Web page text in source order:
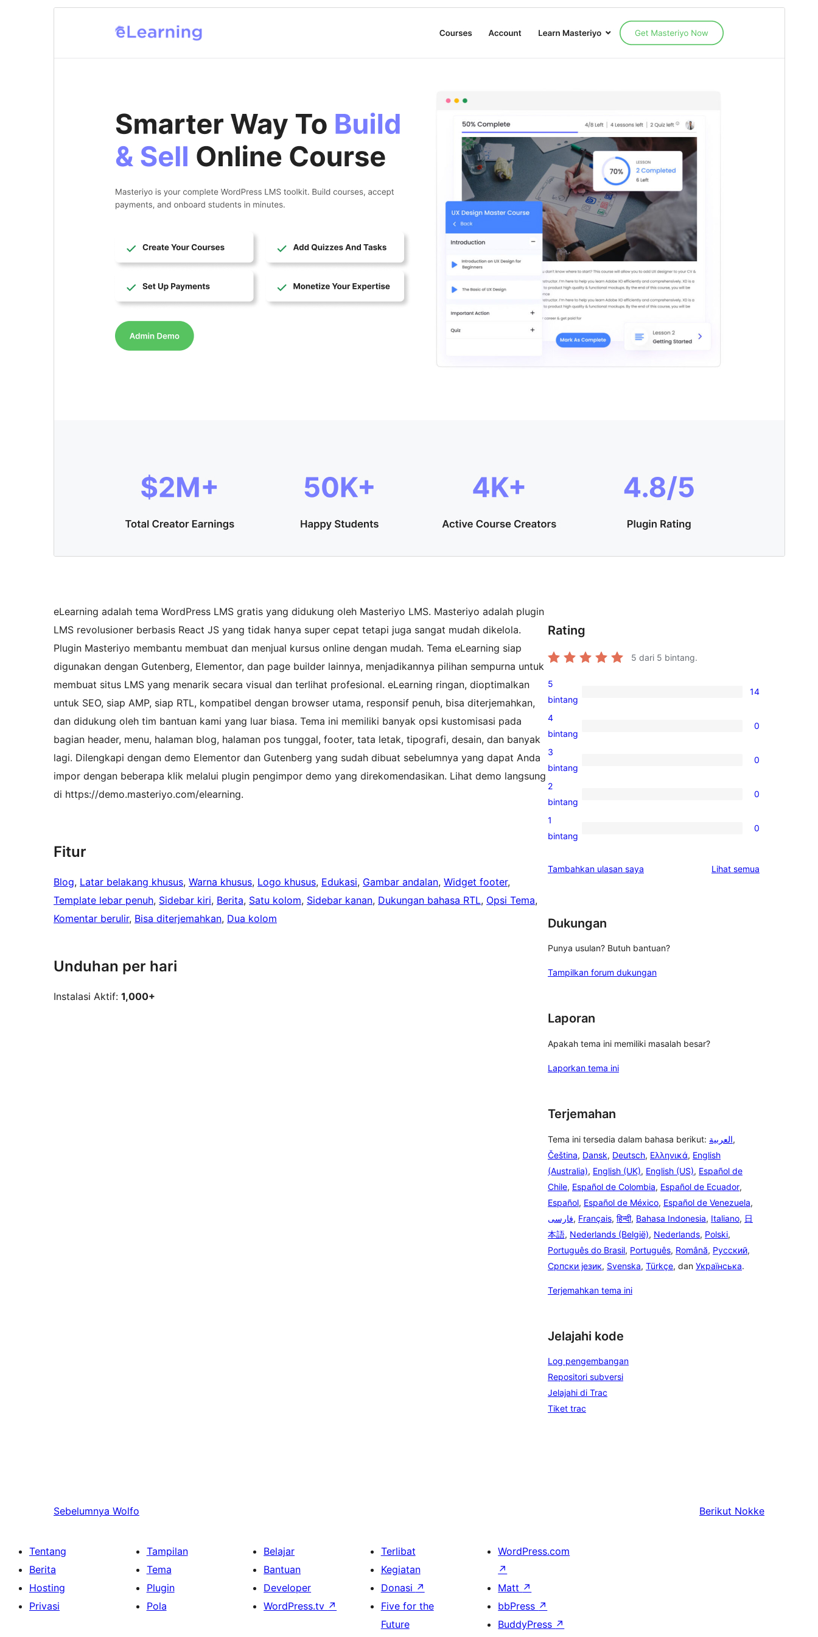
eLearning adalah tema WordPress LMS gratis yang didukung oleh Masteriyo LMS. Masteriyo adalah plugin
LMS revolusioner berbasis React JS yang tidak hanya super cepat tetapi juga sangat mudah dikelola.
Plugin Masteriyo membantu membuat dan menjual kursus online dengan mudah. Tema eLearning siap
digunakan dengan Gutenberg, Elementor, dan page builder lainnya, menjadikannya pilihan sempurna untuk
membuat situs LMS yang menarik secara visual dan terlihat profesional. eLearning ringan, dioptimalkan
untuk SEO, siap AMP, siap RTL, kompatibel dengan browser utama, responsif penuh, bisa diterjemahkan,
dan didukung oleh tim bantuan kami yang luar biasa. Tema ini memiliki banyak opsi kustomisasi pada
bagian header, menu, halaman blog, halaman pos tunggal, footer, tata letak, tipografi, desain, dan banyak
lagi. Dilengkapi dengan demo Elementor dan Gutenberg yang sudah dibuat sebelumnya yang dapat Anda
impor dengan beberapa klik melalui plugin pengimpor demo yang direkomendasikan. Lihat demo langsung
di https://demo.masteriyo.com/elearning.
Fitur
Blog, Latar belakang khusus, Warna khusus, Logo khusus, Edukasi, Gambar andalan, Widget footer
Template lebar penuh, Sidebar kiri, Berita, Satu kolom, Sidebar kanan, Dukungan bahasa RTL, Opsi Tema
Komentar berulir, Bisa diterjemahkan, Dua kolom
Unduhan per hari
Instalasi Aktif: 1,000+
Rating
5 dari 5 bintang.
14
ulasan
5-
5
bintang
14
0
ulasan
4-
4
bintang
0
0
ulasan
3-
3
bintang
0
0
ulasan
2-
2
bintang
0
0
1-
1
bintang
0
Tambahkan ulasan saya Lihat semua
Dukungan
Punya usulan? Butuh bantuan?
Tampilkan forum dukungan
Laporan
Apakah tema ini memiliki masalah besar?
Laporkan tema ini
Terjemahan
Tema ini tersedia dalam bahasa berikut: العربية,
Čeština, Dansk, Deutsch, Ελληνικά, English
(Australia), English (UK), English (US), Español de
Chile, Español de Colombia, Español de Ecuador,
Español, Español de México, Español de Venezuela,
فارسی, Français, हिन्दी, Bahasa Indonesia, Italiano, 日
本語, Nederlands (België), Nederlands, Polski,
Português do Brasil, Português, Română, Русский,
Српски језик, Svenska, Türkçe, dan Українська.
Terjemahkan tema ini
Jelajahi kode
Log pengembangan
Repositori subversi
Jelajahi di Trac
Tiket trac
Sebelumnya Wolfo Berikut Nokke
Tentang
Berita
Hosting
Privasi
Tampilan
Tema
Plugin
Pola
Belajar
Bantuan
Developer
WordPress.tv ↗
Terlibat
Kegiatan
Donasi ↗
Five for the
Future
WordPress.com
↗
Matt ↗
bbPress ↗
BuddyPress ↗